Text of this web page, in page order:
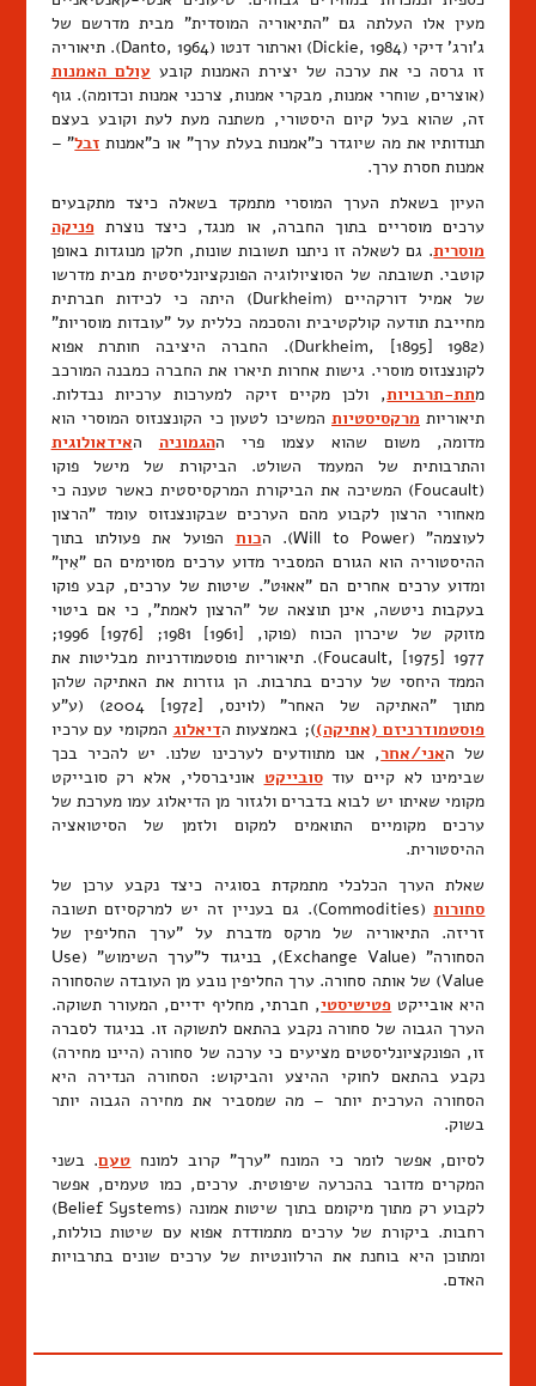
מעין אלו העלתה גם "התיאוריה המוסדית" מבית מדרשם של
ג'ורג' דיקי (Dickie, 1984) וארתור דנטו (Danto, 1964). תיאוריה
זו גרסה כי את ערכה של יצירת האמנות קובע עולם האמנות
(אוצרים, שוחרי אמנות, מבקרי אמנות, צרכני אמנות וכדומה). גוף
זה, שהוא בעל קיום היסטורי, משתנה מעת לעת וקובע בעצם
תנודותיו את מה שיוגדר כ"אמנות בעלת ערך" או כ"אמנות זבל" –
אמנות חסרת ערך.
העיון בשאלת הערך המוסרי מתמקד בשאלה כיצד מתקבעים
ערכים מוסריים בתוך החברה, או מנגד, כיצד נוצרת פניקה
מוסרית. גם לשאלה זו ניתנו תשובות שונות, חלקן מנוגדות באופן
קוטבי. תשובתה של הסוציולוגיה הפונקציונליסטית מבית מדרשו
של אמיל דורקהיים (Durkheim) היתה כי לכידות חברתית
מחייבת תודעה קולקטיבית והסכמה כללית על "עובדות מוסריות"
(Durkheim, [1895] 1982). החברה היציבה חותרת אפוא
לקונצנזוס מוסרי. גישות אחרות תיארו את החברה כמבנה המורכב
מתת-תרבויות, ולכן מקיים זיקה למערכות ערכיות נבדלות.
תיאוריות מרקסיסטיותהמשיכו לטעון כי הקונצנזוס המוסרי הוא
מדומה, משום שהוא עצמו פרי ההגמוניה האידאולוגית
והתרבותית של המעמד השולט. הביקורת של מישל פוקו
(Foucault) המשיכה את הביקורת המרקסיסטית כאשר טענה כי
מאחורי הרצון לקבוע מהם הערכים שבקונצנזוס עומד "הרצון
לעוצמה" (Will to Power). ה
כוח הפועל את פעולתו בתוך
ההיסטוריה הוא הגורם המסביר מדוע ערכים מסוימים הם "אִין"
ומדוע ערכים אחרים הם "אאוּט". שיטות של ערכים, קבע פוקו
בעקבות ניטשה, אינן תוצאה של "הרצון לאמת", כי אם ביטוי
מזוקק של שיכרון הכוח (פוקו, [1961] 1981; [1976] 1996;
Foucault, [1975] 1977). תיאוריות פוסטמודרניות מבליטות את
הממד היחסי של ערכים בתרבות. הן גוזרות את האתיקה שלהן
מתוך "האתיקה של האחר" (לוינס, [1972] 2004) (ע"ע
פוסטמודרניזם (אתיקה)); באמצעות הדיאלוג המקומי עם ערכיו
של האני/אחר, אנו מתוודעים לערכינו שלנו. יש להכיר בכך
שבימינו לא קיים עודסובייקט אוניברסלי, אלא רק סובייקט
מקומי שאיתו יש לבוא בדברים ולגזור מן הדיאלוג עמו מערכת של
ערכים מקומיים התואמים למקום ולזמן של הסיטואציה
ההיסטורית.
שאלת הערך הכלכלי מתמקדת בסוגיה כיצד נקבע ערכן של
סחורות
(Commodities). גם בעניין זה יש למרקסיזם תשובה
זריזה. התיאוריה של מרקס מדברת על "ערך החליפין של
הסחורה" (Exchange Value), בניגוד ל"ערך השימוש" (Use
Value) של אותה סחורה. ערך החליפין נובע מן העובדה שהסחורה
היא אובייקט פטישיסטי, חברתי, מחליף ידיים, המעורר תשוקה.
הערך הגבוה של סחורה נקבע בהתאם לתשוקה זו. בניגוד לסברה
זו, הפונקציונליסטים מציעים כי ערכה של סחורה (היינו מחירה)
נקבע בהתאם לחוקי ההיצע והביקוש: הסחורה הנדירה היא
הסחורה הערכית יותר – מה שמסביר את מחירה הגבוה יותר
בשוק.
לסיום, אפשר לומר כי המונח "ערך" קרוב למונח טעם. בשני
המקרים מדובר בהכרעה שיפוטית. ערכים, כמו טעמים, אפשר
לקבוע רק מתוך מיקומם בתוך שיטות אמונה (Belief Systems)
רחבות. ביקורת של ערכים מתמודדת אפוא עם שיטות כוללות,
ומתוכן היא בוחנת את הרלוונטיות של ערכים שונים בתרבויות
האדם.